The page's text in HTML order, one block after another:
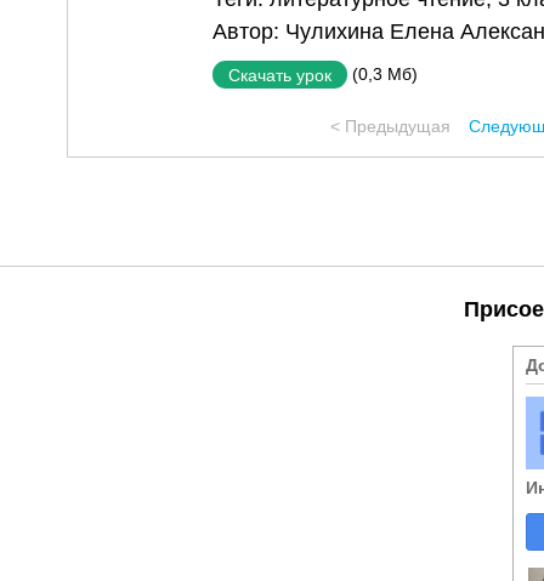
Автор: Чулихина Елена
Скачать урок (0,3 Мб)
< Предыдущая